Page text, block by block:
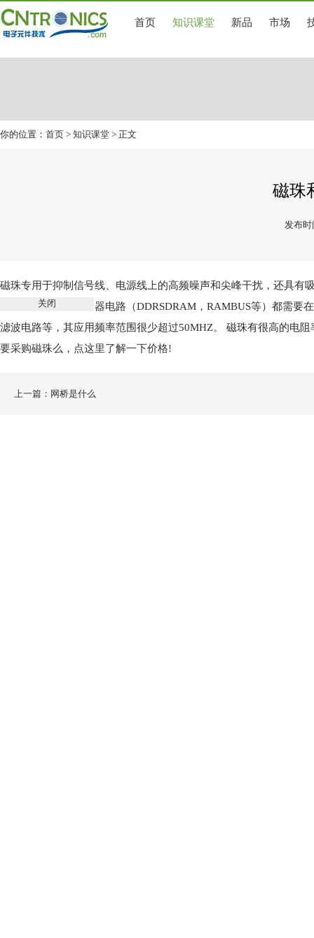
首页 知识课堂 新品 市场
你的位置： 首页 > 知识课堂 > 正文
磁珠
发布时
磁珠专用于抑制信号线、电源线上的高频噪声和尖峰干扰，还具有
电路，含超高频存储器电路（DDRSDRAM，RAMBUS等）都需
滤波电路等，其应用频率范围很少超过50MHZ。 磁珠有很高的电
要采购磁珠么，点这里了解一下价格!
上一篇：网桥是什么
关闭